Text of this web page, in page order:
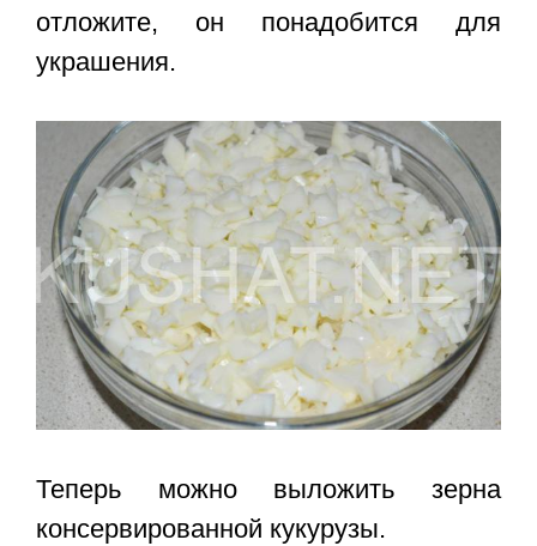
отложите, он понадобится для
украшения.
Теперь можно выложить зерна
консервированной кукурузы.